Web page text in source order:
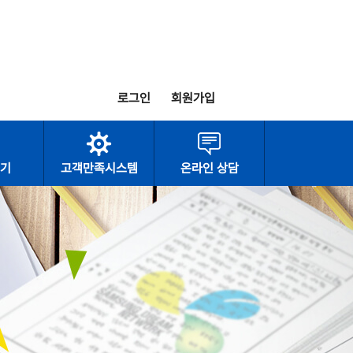
로그인 회원가입
고객만족시스템 온라인 상담